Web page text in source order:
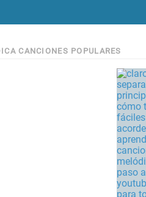
CANCIONES POPULARES